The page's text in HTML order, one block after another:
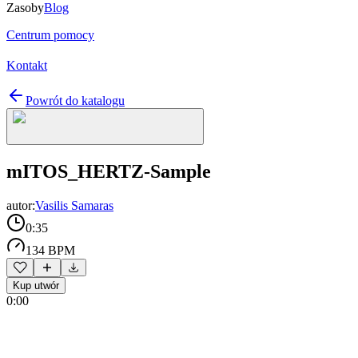
ZasobyBlog
Centrum pomocy
Kontakt
Powrót do katalogu
mITOS_HERTZ-Sample
autor:Vasilis Samaras
0:35
134 BPM
Kup utwór
0:00